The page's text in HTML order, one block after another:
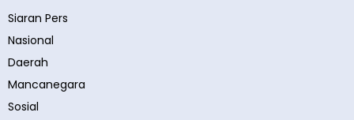
Siaran Pers
Nasional
Daerah
Mancanegara
Sosial